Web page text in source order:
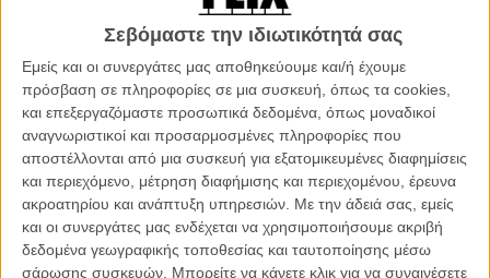
Σεβόμαστε την ιδιωτικότητά σας
Εμείς και οι συνεργάτες μας αποθηκεύουμε και/ή έχουμε
πρόσβαση σε πληροφορίες σε μια συσκευή, όπως τα cookies,
και επεξεργαζόμαστε προσωπικά δεδομένα, όπως μοναδικοί
αναγνωριστικοί και προσαρμοσμένες πληροφορίες που
αποστέλλονται από μια συσκευή για εξατομικευμένες διαφημίσεις
και περιεχόμενο, μέτρηση διαφήμισης και περιεχομένου, έρευνα
ακροατηρίου και ανάπτυξη υπηρεσιών. Με την άδειά σας, εμείς
και οι συνεργάτες μας ενδέχεται να χρησιμοποιήσουμε ακριβή
δεδομένα γεωγραφικής τοποθεσίας και ταυτοποίησης μέσω
σάρωσης συσκευών. Μπορείτε να κάνετε κλικ για να συναινέσετε
όταν, τον Ιανουάριο του 2016 μου ανατέθηκαν από τον τότε
του Προέδρου του Δ.Σ. του Ελληνικού Κέντρου Κινηματογράφου,
μου επισημάνθηκε με έμφαση η ανάγκη για εφαρμογή της
νομιμότητας στον Φορέα σε διοικητικό και οικονομικό επίπεδο. Αφού
ενημερώθηκα για τις δυσλειτουργίες αλλά και τις χρόνιες παθογένειες
του Ε.Κ.Κ., διαπίστωσα ότι στην ουσία το νέο Δ.Σ. εκλήθη να φέρει εις
πέρας μία διαδικασία «ειδικού σκοπού» καθώς όλες μας οι
προσπάθειες θα έπρεπε πρωτίστως να εστιαστούν στο νοικοκύρεμα
του Φορέα. Όπως σας έχω ήδη ενημερώσει με την κατάθεση των
πεπραγμένων της περιόδου 2016-17, μετά από πάροδο